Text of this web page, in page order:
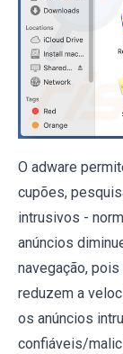
O adware
cupões,
intrusivos -
anúncios
navegação,
reduzem a
os anúncios
confiáveis/